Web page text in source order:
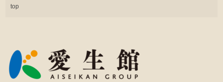
top